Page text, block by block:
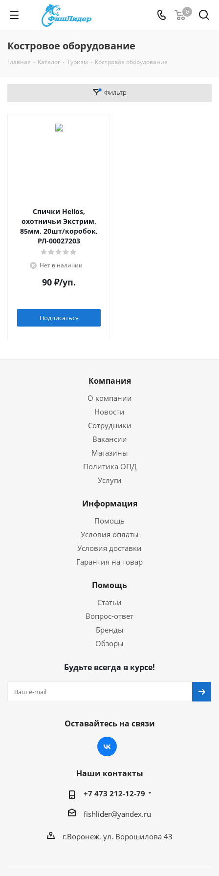
0
Костровое оборудование
Главная - Каталог - Туризм - Костровое оборудование
Фильтр
Спички Helios,
охотничьи Экстрим,
85мм, 20шт/коробок,
РЛ-00027203
Нет в наличии
90 ₽/уп.
Подписаться
Компания
О компании
Новости
Сотрудники
Вакансии
Магазины
Политика ОПД
Услуги
Информация
Помощь
Условия оплаты
Условия доставки
Гарантия на товар
Помощь
Статьи
Вопрос-ответ
Бренды
Обзоры
Будьте всегда в курсе!
Оставайтесь на связи
Наши контакты
+7 473 212-12-79
fishlider@yandex.ru
г.Воронеж, ул. Ворошилова 43